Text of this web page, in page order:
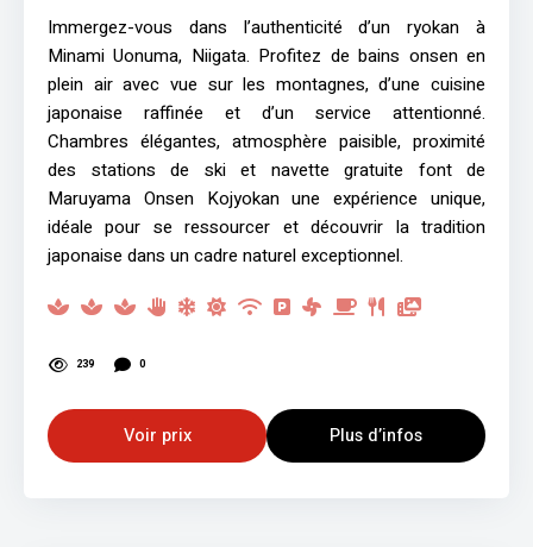
Immergez-vous dans l’authenticité d’un ryokan à
Minami Uonuma, Niigata. Profitez de bains onsen en
plein air avec vue sur les montagnes, d’une cuisine
japonaise raffinée et d’un service attentionné.
Chambres élégantes, atmosphère paisible, proximité
des stations de ski et navette gratuite font de
Maruyama Onsen Kojyokan une expérience unique,
idéale pour se ressourcer et découvrir la tradition
japonaise dans un cadre naturel exceptionnel.
239 0
Voir prix Plus d’infos